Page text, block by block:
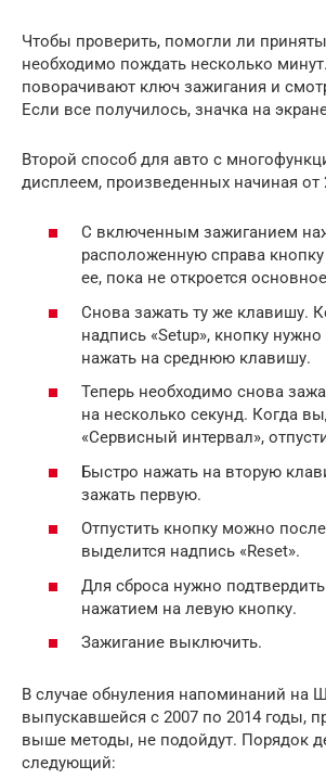
Чтобы проверить, помогли ли
необходимо пождать несколько
поворачивают ключ зажигания и
Если все получилось, значка на
Второй способ для авто с
дисплеем, произведенных начиная от
С включенным зажиганием
расположенную справа кнопку
ее, пока не откроется
Снова зажать ту же клавишу.
надпись «Setup», кнопку нужно
нажать на среднюю клавишу.
Теперь необходимо снова
на несколько секунд. Когда
«Сервисный интервал»,
Быстро нажать на вторую
зажать первую.
Отпустить кнопку можно после
выделится надпись «Reset».
Для сброса нужно
нажатием на левую кнопку.
Зажигание выключить.
В случае обнуления напоминаний на
выпускавшейся с 2007 по 2014 годы,
выше методы, не подойдут. Порядок
следующий: